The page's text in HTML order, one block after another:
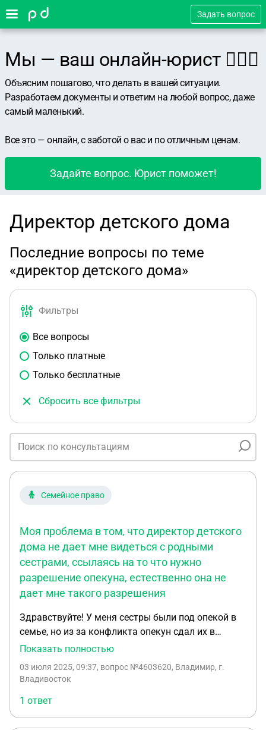
Задать вопрос
Мы — ваш онлайн-юрист 👨🏻‍⚖️
Объясним пошагово, что делать в вашей ситуации.
Разработаем документы и ответим на любой вопрос, даже
самый маленький.
Все это — онлайн, с заботой о вас и по отличным ценам.
Задайте вопрос. Юрист поможет!
Директор детского дома
Последние вопросы по теме
«директор детского дома»
Фильтры
Все вопросы
Только платные
Только бесплатные
Сбросить все фильтры
Семейное право
Моя проблема в том, что директор детского
дома не дает мне видеться с родными
сестрами, ссылаясь на то что нужно
разрешение опекуна, естественно она не
дает мне такого разрешения
Здравствуйте! У меня сестры были под опекой в
семье, но из за конфликта опекун сдал их в
детский дом на три месяца по обоюдному отказу
директор детского дома не дает мне видеться с
разрешение опекуна, естественно она не дает мне
такого разрешения. Это законно?
Показать полностью
03 июля 2025, 09:37, вопрос №4603620, Владимир, г.
Владивосток
1 ответ